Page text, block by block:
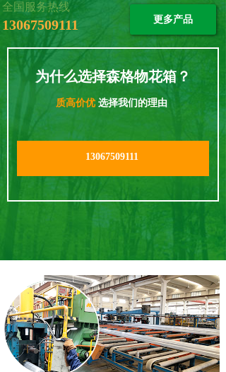
全国服务热线
13067509111 更多产品
质高价优选择我们的理由
为什么选择森格物花箱？
13067509111